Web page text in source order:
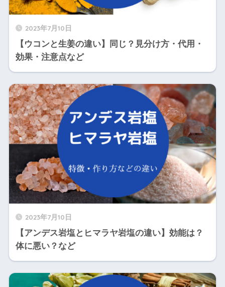
2023年7月10日
【ウコンと生姜の違い】同じ？見分け方・代用・
効果・注意点など
2023年7月10日
【アンデス岩塩とヒマラヤ岩塩の違い】効能は？
体に悪い？など